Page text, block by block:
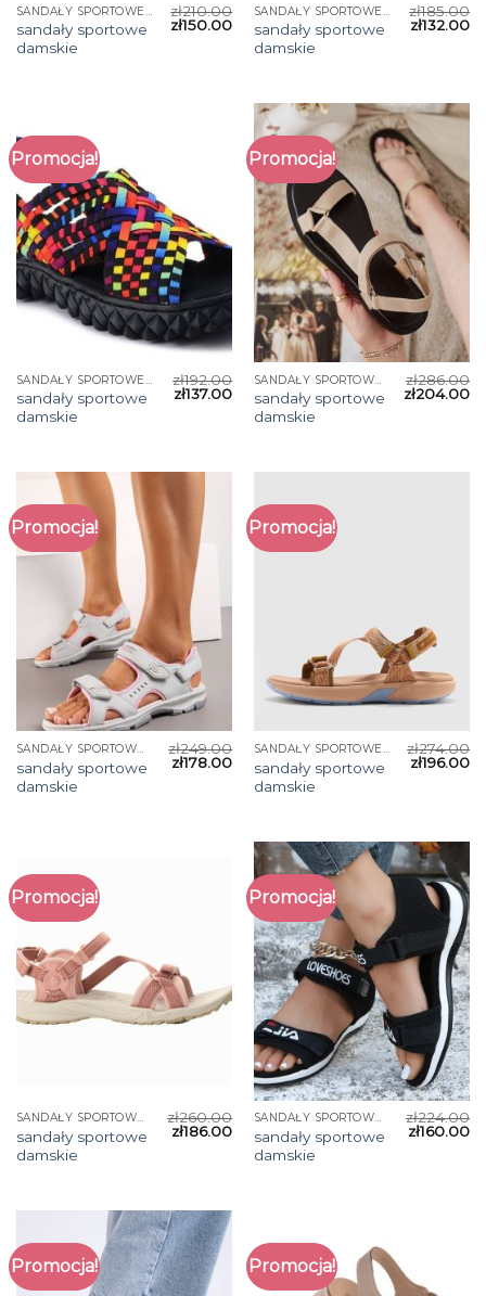
sandały sportowe
damskie
zł210.00
zł150.00
sandały sportowe
damskie
zł185.00
zł132.00
Promocja!
SANDAŁY SPORTOWE DAMSKIE
sandały sportowe
damskie
zł192.00
zł137.00
Promocja!
SANDAŁY SPORTOWE DAMSKIE
sandały sportowe
damskie
zł286.00
zł204.00
Promocja!
SANDAŁY SPORTOWE DAMSKIE
sandały sportowe
damskie
zł249.00
zł178.00
Promocja!
SANDAŁY SPORTOWE DAMSKIE
sandały sportowe
damskie
zł274.00
zł196.00
Promocja!
SANDAŁY SPORTOWE DAMSKIE
sandały sportowe
damskie
zł260.00
zł186.00
Promocja!
SANDAŁY SPORTOWE DAMSKIE
sandały sportowe
damskie
zł224.00
zł160.00
Promocja! Promocja!